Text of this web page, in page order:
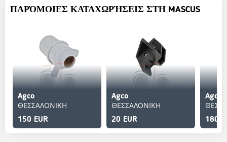
ΠΑΡΌΜΟΙΕΣ ΚΑΤΑΧΩΡΉΣΕΙΣ ΣΤΗ MASCUS
Agco
ΘΕΣΣΑΛΟΝΙΚΗ
150 EUR
Agco
ΘΕΣΣΑΛΟΝΙΚΗ
20 EUR
Agco
180